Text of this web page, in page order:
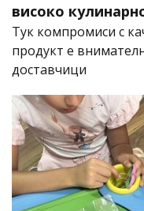
високо
Тук компромиси с
продукт е
доставчици